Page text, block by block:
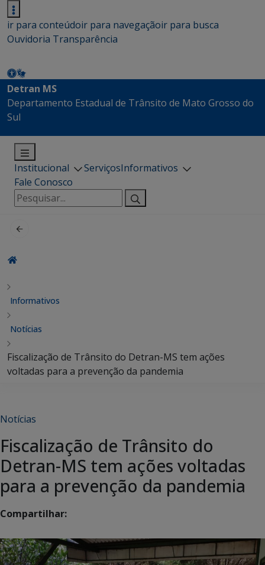
ir para conteúdoir para navegaçãoir para busca
Ouvidoria Transparência
Detran MS
Departamento Estadual de Trânsito de Mato Grosso do
Sul
Institucional ServiçosInformativos
Fale Conosco
Pesquisar
por:
Informativos
Notícias
Fiscalização de Trânsito do Detran-MS tem ações
voltadas para a prevenção da pandemia
Notícias
Fiscalização de Trânsito do
Detran-MS tem ações voltadas
para a prevenção da pandemia
Compartilhar: